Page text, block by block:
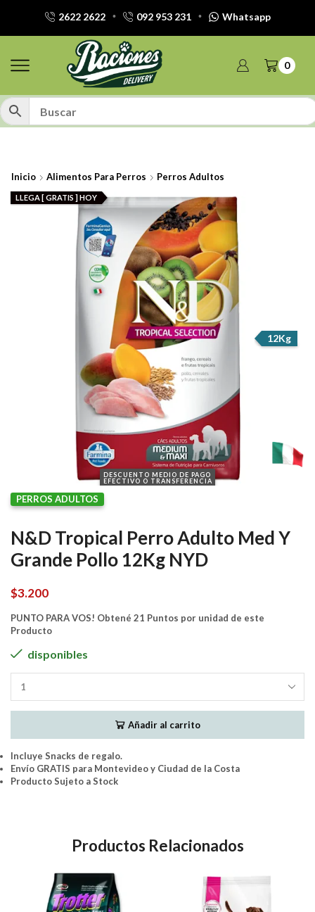
2622 2622 092 953 231 Whatsapp
0
Inicio Alimentos Para Perros Perros Adultos
DESCUENTO MEDIO DE PAGO
EFECTIVO O TRANSFERENCIA
12Kg
LLEGA [ GRATIS ] HOY
PERROS ADULTOS
N&D Tropical Perro Adulto Med Y
Grande Pollo 12Kg NYD
$3.200
PUNTO PARA VOS! Obtené 21 Puntos por unidad de este
Producto
disponibles
Adulto
Grande
Añadir al carrito
Incluye Snacks de regalo.
Envío GRATIS para Montevideo y Ciudad de la Costa
Producto Sujeto a Stock
Productos Relacionados